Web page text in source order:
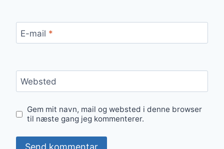
E-mail *
Websted
Gem mit navn, mail og websted i denne browser
til næste gang jeg kommenterer.